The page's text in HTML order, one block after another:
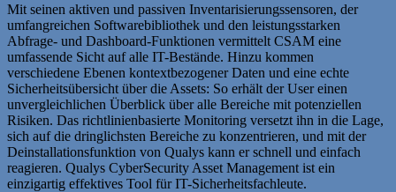
Mit seinen aktiven und passiven Inventarisierungssensoren, der
umfangreichen Softwarebibliothek und den leistungsstarken
Abfrage- und Dashboard-Funktionen vermittelt CSAM eine
umfassende Sicht auf alle IT-Bestände. Hinzu kommen
verschiedene Ebenen kontextbezogener Daten und eine echte
Sicherheitsübersicht über die Assets: So erhält der User einen
unvergleichlichen Überblick über alle Bereiche mit potenziellen
Risiken. Das richtlinienbasierte Monitoring versetzt ihn in die Lage,
sich auf die dringlichsten Bereiche zu konzentrieren, und mit der
Deinstallationsfunktion von Qualys kann er schnell und einfach
reagieren. Qualys CyberSecurity Asset Management ist ein
einzigartig effektives Tool für IT-Sicherheitsfachleute.